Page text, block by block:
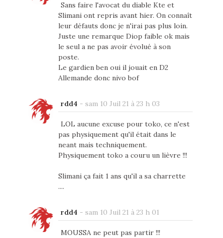
Sans faire l'avocat du diable Kte et
Slimani ont repris avant hier. On connaît
leur défauts donc je n'irai pas plus loin.
Juste une remarque Diop faible ok mais
le seul a ne pas avoir évolué à son
poste.
Le gardien ben oui il jouait en D2
Allemande donc nivo bof
rdd4 - sam 10 Juil 21 à 23 h 03
LOL aucune excuse pour toko, ce n'est
pas physiquement qu'il était dans le
neant mais techniquement.
Physiquement toko a couru un lièvre !!!
Slimani ça fait 1 ans qu'il a sa charrette
....
rdd4 - sam 10 Juil 21 à 23 h 01
MOUSSA ne peut pas partir !!!